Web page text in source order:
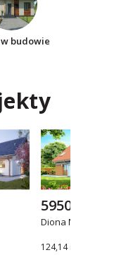
budowie
Diona Mała
124,14 m²
5950 zł